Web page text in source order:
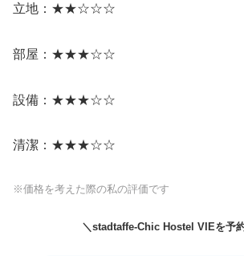
立地：★★☆☆☆
部屋：★★★☆☆
設備：★★★☆☆
清潔：★★★☆☆
※価格を考えた際の私の評価です
＼stadtaffe-Chic Hostel VIEを予